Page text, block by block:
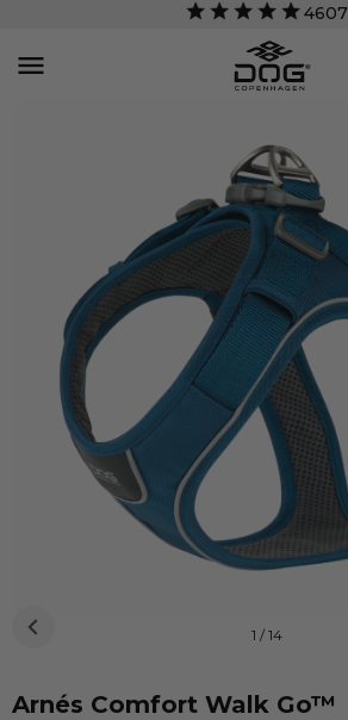
4607

1 / 14
Arnés Comfort Walk Go™